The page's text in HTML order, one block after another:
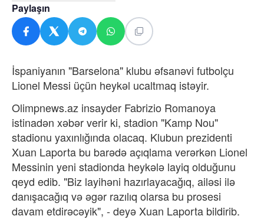
Paylaşın
İspaniyanın "Barselona" klubu əfsanəvi futbolçu
Lionel Messi üçün heykəl ucaltmaq istəyir.
Olimpnews.az insayder Fabrizio Romanoya
istinadən xəbər verir ki, stadion "Kamp Nou"
stadionu yaxınlığında olacaq. Klubun prezidenti
Xuan Laporta bu barədə açıqlama verərkən Lionel
Messinin yeni stadionda heykələ layiq olduğunu
qeyd edib. "Biz layihəni hazırlayacağıq, ailəsi ilə
danışacağıq və əgər razılıq olarsa bu prosesi
davam etdirəcəyik", - deyə Xuan Laporta bildirib.